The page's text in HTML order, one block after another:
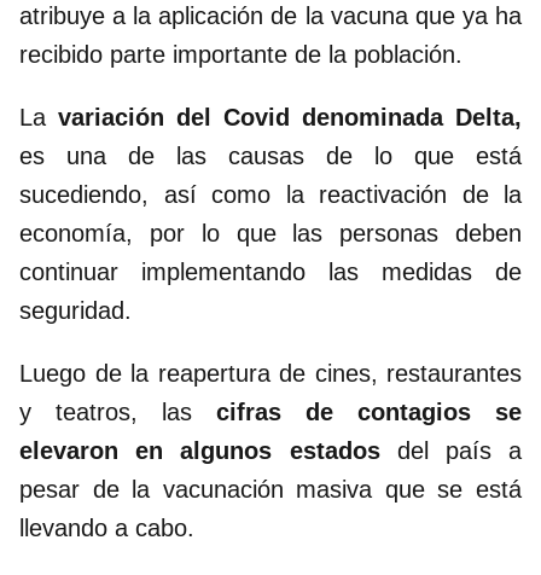
atribuye a la aplicación de la vacuna que ya ha
recibido parte importante de la población.
La variación del Covid denominada Delta,
es una de las causas de lo que está
sucediendo, así como la reactivación de la
economía, por lo que las personas deben
continuar implementando las medidas de
seguridad.
Luego de la reapertura de cines, restaurantes
y teatros, las cifras de contagios se
elevaron en algunos estadosdel país a
pesar de la vacunación masiva que se está
llevando a cabo.